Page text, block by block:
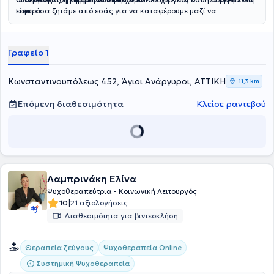
Γεφυρα.
είναι όσα ζητάμε από εσάς για να καταφέρουμε μαζί να
να εξελιχθεί και να ενταχθεί καλύτερα σε κάθε κοινωνικό πλαίσιο.
Γραφείο 1
Κωνσταντινουπόλεως 452, Άγιοι Ανάργυροι, ΑΤΤΙΚΗ 11,3 km
Επόμενη διαθεσιμότητα Κλείσε ραντεβού
Λαμπρινάκη Ελίνα
Ψυχοθεραπεύτρια - Κοινωνική Λειτουργός
10|21 αξιολογήσεις
Διαθεσιμότητα για βιντεοκλήση
Θεραπεία ζεύγους
Ψυχοθεραπεία Online
Συστημική Ψυχοθεραπεία